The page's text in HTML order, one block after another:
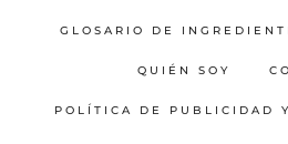
GLOSARIO DE
QUIÉN SOY
POLÍTICA DE PUBLICIDAD